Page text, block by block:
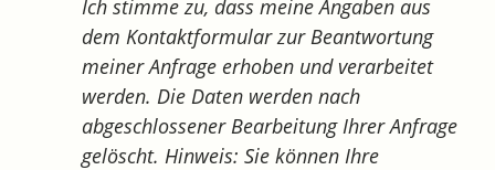
Ich stimme zu, dass meine Angaben aus
dem Kontaktformular zur Beantwortung
meiner Anfrage erhoben und verarbeitet
werden. Die Daten werden nach
abgeschlossener Bearbeitung Ihrer Anfrage
gelöscht. Hinweis: Sie können Ihre